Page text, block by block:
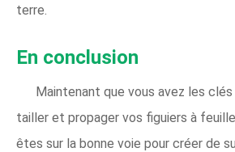
terre.
En conclusion
Maintenant que vous avez les
tailler et propager vos figuiers à
êtes sur la bonne voie pour créer de